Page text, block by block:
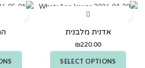
אדנית מלבנית
₪220.00
SELECT OPTIONS